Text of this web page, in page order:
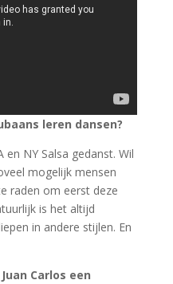
leren dansen?
NY Salsa gedanst. Wil
mogelijk mensen
raden om eerst deze
is het altijd
in andere stijlen. En
Carlos een